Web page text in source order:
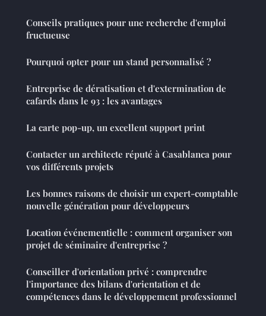
Conseils pratiques pour une recherche d'emploi
fructueuse
Pourquoi opter pour un stand personnalisé ?
Entreprise de dératisation et d'extermination de
cafards dans le 93 : les avantages
La carte pop-up, un excellent support print
Contacter un architecte réputé à Casablanca pour
vos différents projets
Les bonnes raisons de choisir un expert-comptable
nouvelle génération pour développeurs
Location événementielle : comment organiser son
projet de séminaire d'entreprise ?
Conseiller d'orientation privé : comprendre
l'importance des bilans d'orientation et de
compétences dans le développement professionnel